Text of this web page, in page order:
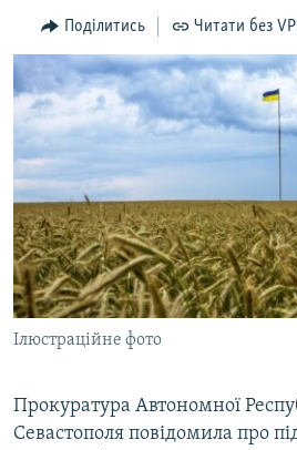
ВСЕ ЗА ДЕНЬ
СПЕЦПРОЕКТИ
ДЕПОРТАЦІЯ
ВІДЕОУРОКИ «ELIFBE»
СВІДЧЕННЯ ОКУПАЦІЇ
УКРАЇНСЬКА ПРОБЛЕМА КРИМУ
ІНФОГРАФІКА
ЯК ОБІЙТИ БЛОКУВАННЯ
Русский
Qırımtatar
ДОЛУЧАЙСЯ!
Поділитись Читати без
Ілюстраційне фото
Прокуратура Автономної
Севастополя повідомила про